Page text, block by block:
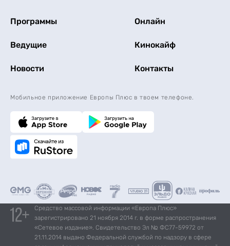
Программы Онлайн
Ведущие Кинокайф
Новости Контакты
Мобильное приложение Европы Плюс в твоем телефоне.
Средство массовой информации «Европа Плюс»
зарегистрировано 21 ноября 2014 г. в форме распространения
«Сетевое издание». Свидетельство Эл № ФС77-59972 от
21.11.2014 выдано Федеральной службой по надзору в сфере